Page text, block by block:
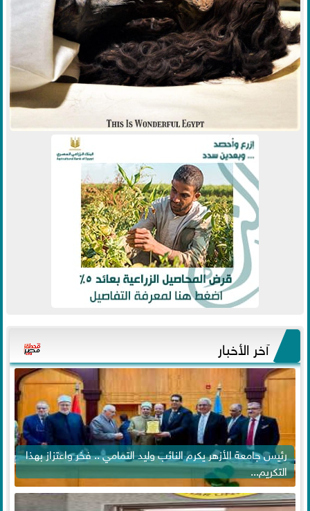
آخر الأخبار
رئيس جامعة الأزهر يكرم النائب وليد التمامي .. فخر واعتزاز بهذا
التكريم...